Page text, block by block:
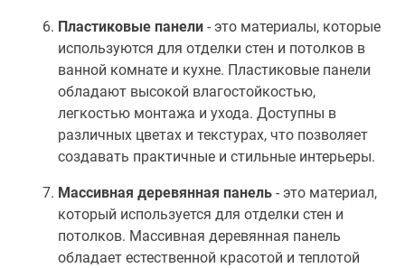
Пластиковые панели - это материалы, которые
используются для отделки стен и потолков в
ванной комнате и кухне. Пластиковые панели
обладают высокой влагостойкостью,
легкостью монтажа и ухода. Доступны в
различных цветах и текстурах, что позволяет
создавать практичные и стильные интерьеры.
Массивная деревянная панель - это материал,
который используется для отделки стен и
потолков. Массивная деревянная панель
обладает естественной красотой и теплотой